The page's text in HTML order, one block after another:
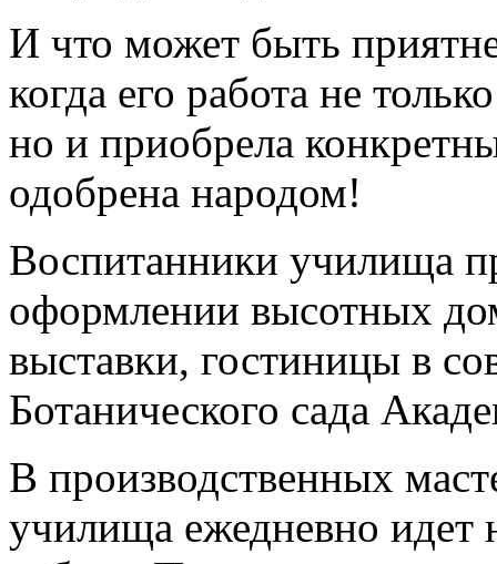
И что может быть
когда его работа не
но и приобрела
одобрена народом!
Воспитанники училища
оформлении высотных
выставки, гостиницы в
Ботанического сада
В производственных
училища ежедневно идет